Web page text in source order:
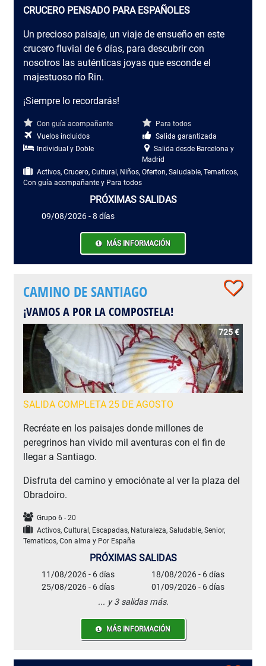
CRUCERO PENSADO PARA ESPAÑOLES
Un precioso paisaje, un viaje de ensueño en este
crucero fluvial de 6 días, para descubrir con
nosotros las auténticas joyas que esconde el
majestuoso río Rin.
¡Siempre lo recordarás!
Con guía acompañante
Para todos
Vuelos incluidos
Salida garantizada
Individual y Doble
Salida desde Barcelona y
Madrid
Activos, Crucero, Cultural, Niños, Oferton, Saludable, Tematicos,
Con guía acompañante y Para todos
PRÓXIMAS SALIDAS
09/08/2026 - 8 días
MÁS INFORMACIÓN
CAMINO DE SANTIAGO
¡VAMOS A POR LA COMPOSTELA!
725 €
SALIDA COMPLETA 25 DE AGOSTO
Recréate en los paisajes donde millones de
peregrinos han vivido mil aventuras con el fin de
llegar a Santiago.
Disfruta del camino y emociónate al ver la plaza del
Obradoiro.
Grupo 6 - 20
Activos, Cultural, Escapadas, Naturaleza, Saludable, Senior,
Tematicos, Con alma y Por España
PRÓXIMAS SALIDAS
11/08/2026 - 6 días
18/08/2026 - 6 días
25/08/2026 - 6 días
01/09/2026 - 6 días
... y 3 salidas más.
MÁS INFORMACIÓN